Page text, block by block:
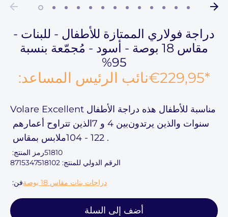
دراجة فولاري الممتازة للأطفال - للبنات -
مقاس 18 بوصة - أسود - مُجمّعة بنسبة
95%
نائب الرئيس المساعد:€229,95*
دراجة الأطفال Volare Excellent هذه مناسبة للأطفال
الذين تتراوح أعمارهم
بين 4 و 7سنوات والذين يرتدون
ملابس بمقاس104 - 122 .
رمز المنتج:51810
الرقم الدولي للمنتج: 8715347518102
فن: دراجات بنات مقاس 18 بوصة
أضف إلى السلة